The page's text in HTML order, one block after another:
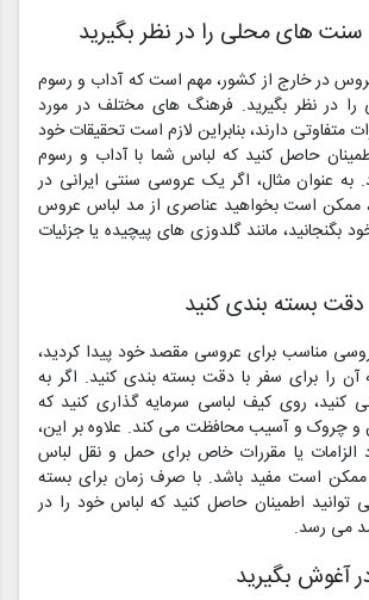
های محلی را در نظر بگیرید
در خارج از کشور، مهم است که آداب و رسوم
در نظر بگیرید. فرهنگ های مختلف در مورد
متفاوتی دارند، بنابراین لازم است تحقیقات خود
حاصل کنید که لباس شما با آداب و رسوم
به عنوان مثال، اگر یک عروسی سنتی ایرانی در
ممکن است بخواهید عناصری از مد لباس عروس
بگنجانید، مانند گلدوزی های پیچیده یا جزئیات
دقت بسته بندی کنید
مناسب برای عروسی مقصد خود پیدا کردید،
را برای سفر با دقت بسته بندی کنید. اگر به
کنید، روی کیف لباسی سرمایه گذاری کنید که
و چروک و آسیب محافظت می کند. علاوه بر این،
یا مقررات خاص برای حمل و نقل لباس
ممکن است مفید باشد. با صرف زمان برای بسته
توانید اطمینان حاصل کنید که لباس خود را در
می رسد.
آغوش بگیرید